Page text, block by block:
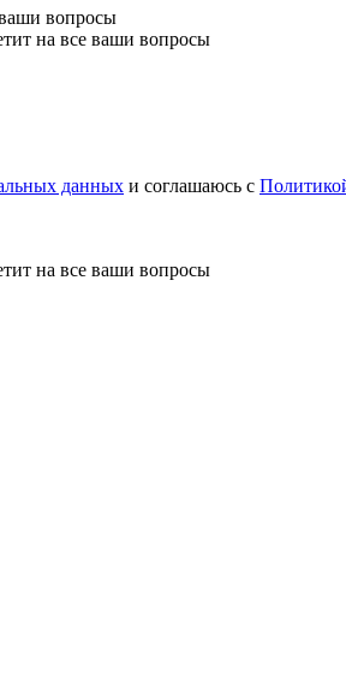
вопросы
на все ваши вопросы
данных и соглашаюсь с
на все ваши вопросы